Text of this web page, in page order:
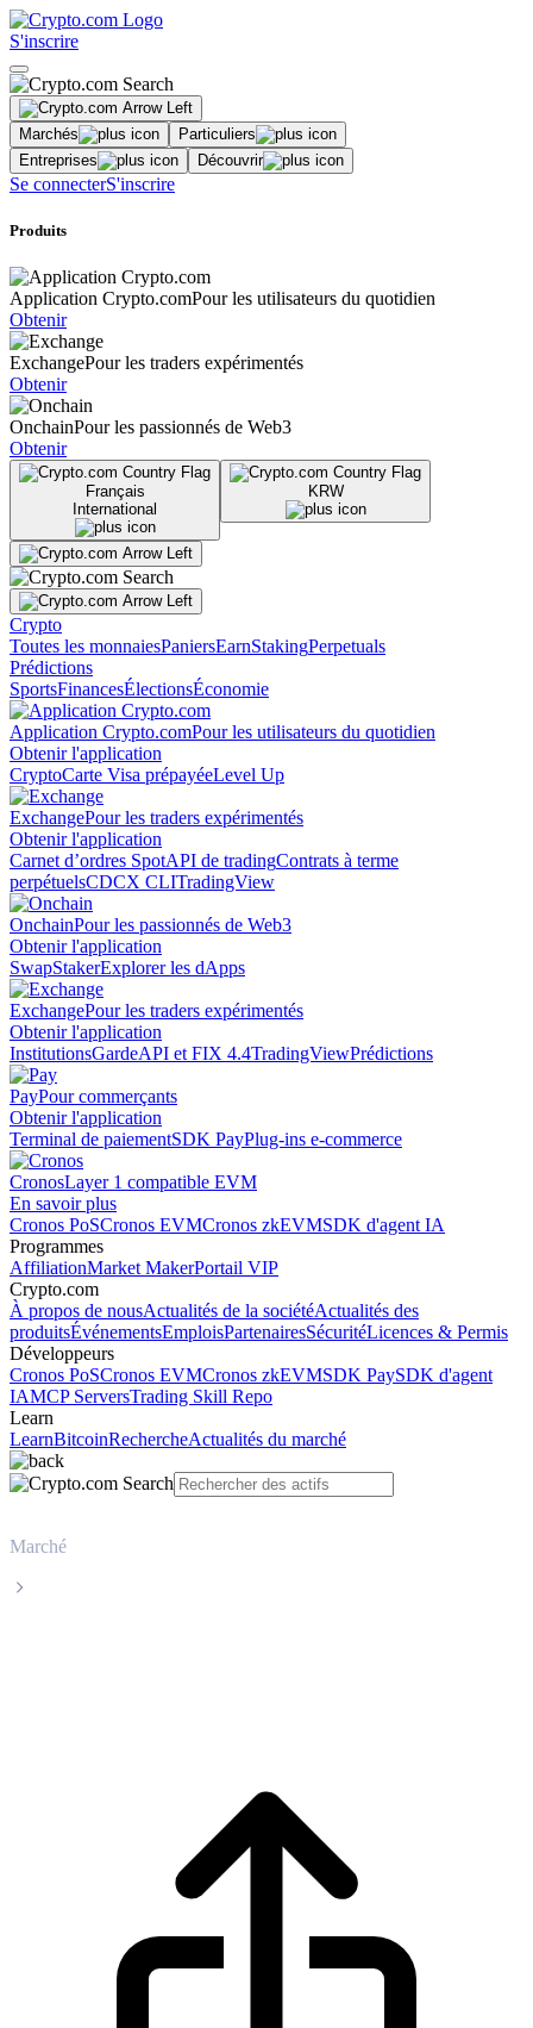
S'inscrire
Marchés
Particuliers
Entreprises
Découvrir
Se connecterS'inscrire
Produits
Application Crypto.comPour les utilisateurs du quotidien
Obtenir
ExchangePour les traders expérimentés
Obtenir
OnchainPour les passionnés de Web3
Obtenir
Français
International
KRW
Crypto
Toutes les monnaiesPaniersEarnStakingPerpetuals
Prédictions
SportsFinancesÉlectionsÉconomie
Application Crypto.comPour les utilisateurs du quotidien
Obtenir l'application
CryptoCarte Visa prépayéeLevel Up
ExchangePour les traders expérimentés
Obtenir l'application
Carnet d’ordres SpotAPI de tradingContrats à terme
perpétuelsCDCX CLITradingView
OnchainPour les passionnés de Web3
Obtenir l'application
SwapStakerExplorer les dApps
ExchangePour les traders expérimentés
Obtenir l'application
InstitutionsGardeAPI et FIX 4.4TradingViewPrédictions
PayPour commerçants
Obtenir l'application
Terminal de paiementSDK PayPlug-ins e-commerce
CronosLayer 1 compatible EVM
En savoir plus
Cronos PoSCronos EVMCronos zkEVMSDK d'agent IA
Programmes
AffiliationMarket MakerPortail VIP
Crypto.com
À propos de nousActualités de la sociétéActualités des
produitsÉvénementsEmploisPartenairesSécuritéLicences & Permis
Développeurs
Cronos PoSCronos EVMCronos zkEVMSDK PaySDK d'agent
IAMCP ServersTrading Skill Repo
Learn
LearnBitcoinRechercheActualités du marché
Marché